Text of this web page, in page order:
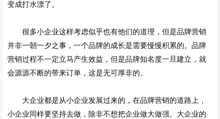
变成打水漂了。
很多小企业这样考虑似乎也有他们的道理，但是品牌营销
并非一朝一夕之事，一个品牌的成长是需要慢慢积累的。品牌
营销过程不一定立马产生效益，但是品牌知名度一旦建立，就
会源源不断的带来订单，这是无可厚非的。
大企业都是从小企业发展过来的，在品牌营销的道路上，
小企业同样要坚持去做，除非不想把企业做大做强。大企业的